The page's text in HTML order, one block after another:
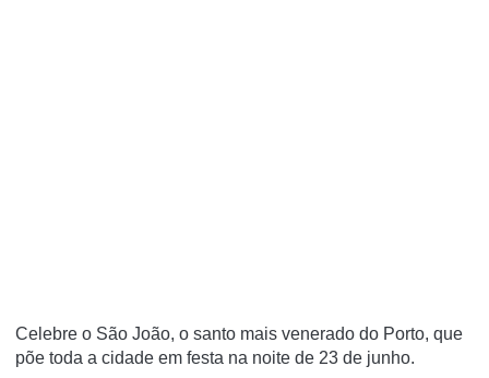
Celebre o São João, o santo mais venerado do Porto, que
põe toda a cidade em festa na noite de 23 de junho.